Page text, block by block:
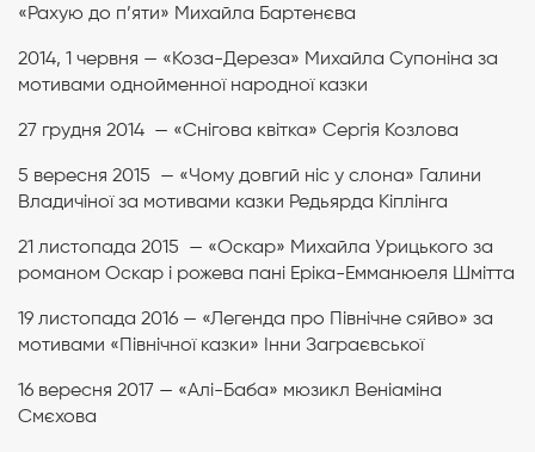
«Рахую до п’яти» Михайла Бартенєва
2014, 1 червня — «Коза-Дереза» Михайла Супоніна за
мотивами однойменної народної казки
27 грудня 2014 — «Снігова квітка» Сергія Козлова
5 вересня 2015 — «Чому довгий ніс у слона» Галини
Владичіної за мотивами казки Редьярда Кіплінга
21 листопада 2015 — «Оскар» Михайла Урицького за
романом Оскар і рожева пані Еріка-Емманюеля Шмітта
19 листопада 2016 — «Легенда про Північне сяйво» за
мотивами «Північної казки» Інни Заграєвської
16 вересня 2017 — «Алі-Баба» мюзикл Веніаміна
Смєхова